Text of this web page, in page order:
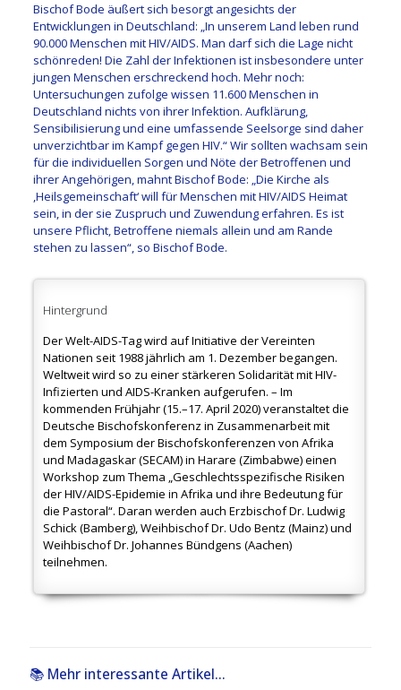
Bischof Bode äußert sich besorgt angesichts der
Entwicklungen in Deutschland: „In unserem Land leben rund
90.000 Menschen mit HIV/AIDS. Man darf sich die Lage nicht
schönreden! Die Zahl der Infektionen ist insbesondere unter
jungen Menschen erschreckend hoch. Mehr noch:
Untersuchungen zufolge wissen 11.600 Menschen in
Deutschland nichts von ihrer Infektion. Aufklärung,
Sensibilisierung und eine umfassende Seelsorge sind daher
unverzichtbar im Kampf gegen HIV.“ Wir sollten wachsam sein
für die individuellen Sorgen und Nöte der Betroffenen und
ihrer Angehörigen, mahnt Bischof Bode: „Die Kirche als
,Heilsgemeinschaft‘ will für Menschen mit HIV/AIDS Heimat
sein, in der sie Zuspruch und Zuwendung erfahren. Es ist
unsere Pflicht, Betroffene niemals allein und am Rande
stehen zu lassen“, so Bischof Bode.
Hintergrund
Der Welt-AIDS-Tag wird auf Initiative der Vereinten
Nationen seit 1988 jährlich am 1. Dezember begangen.
Weltweit wird so zu einer stärkeren Solidarität mit HIV-
Infizierten und AIDS-Kranken aufgerufen. – Im
kommenden Frühjahr (15.–17. April 2020) veranstaltet die
Deutsche Bischofskonferenz in Zusammenarbeit mit
dem Symposium der Bischofskonferenzen von Afrika
und Madagaskar (SECAM) in Harare (Zimbabwe) einen
Workshop zum Thema „Geschlechtsspezifische Risiken
der HIV/AIDS-Epidemie in Afrika und ihre Bedeutung für
die Pastoral“. Daran werden auch Erzbischof Dr. Ludwig
Schick (Bamberg), Weihbischof Dr. Udo Bentz (Mainz) und
Weihbischof Dr. Johannes Bündgens (Aachen)
teilnehmen.
📚 Mehr interessante Artikel...